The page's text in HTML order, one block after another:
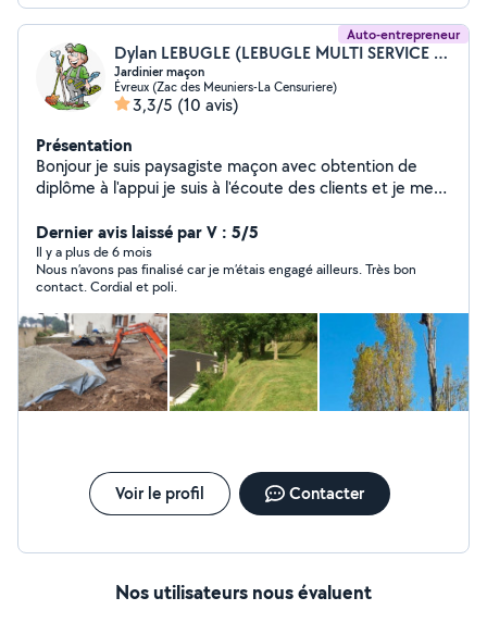
votre véhicule
Auto-entrepreneur
Dylan LEBUGLE (LEBUGLE MULTI SERVICE DYLAN)
Jardinier maçon
Évreux (Zac des Meuniers-La Censuriere)
3,3/5 (10 avis)
Présentation
Bonjour je suis paysagiste maçon avec obtention de
diplôme à l'appui je suis à l'écoute des clients et je met
Dernier avis laissé par V : 5/5
Il y a plus de 6 mois
Nous n’avons pas finalisé car je m’étais engagé ailleurs. Très bon
contact. Cordial et poli.
Voir le profil Contacter
Nos utilisateurs nous évaluent